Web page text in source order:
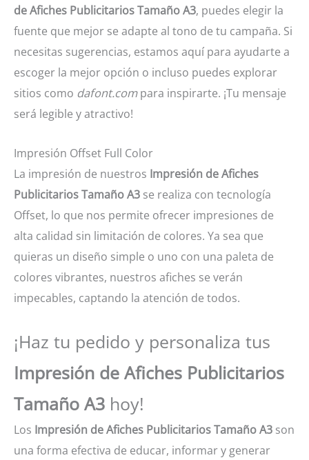
de Afiches Publicitarios Tamaño A3, puedes elegir la
fuente que mejor se adapte al tono de tu campaña. Si
necesitas sugerencias, estamos aquí para ayudarte a
escoger la mejor opción o incluso puedes explorar
sitios como dafont.compara inspirarte. ¡Tu mensaje
será legible y atractivo!
Impresión Offset Full Color
La impresión de nuestros Impresión de Afiches
Publicitarios Tamaño A3 se realiza con tecnología
Offset, lo que nos permite ofrecer impresiones de
alta calidad sin limitación de colores. Ya sea que
quieras un diseño simple o uno con una paleta de
colores vibrantes, nuestros afiches se verán
impecables, captando la atención de todos.
¡Haz tu pedido y personaliza tus
Impresión de Afiches Publicitarios
Tamaño A3 hoy!
Los Impresión de Afiches Publicitarios Tamaño A3 son
una forma efectiva de educar, informar y generar